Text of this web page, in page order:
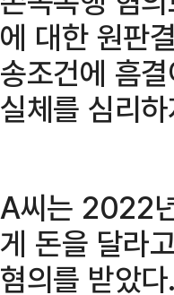
에 대한 원판
송조건에 흠
실체를 심리
A씨는 2022
게 돈을 달라
혐의를 받았